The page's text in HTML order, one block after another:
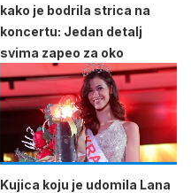
kako je bodrila strica na
koncertu: Jedan detalj
svima zapeo za oko
Kujica koju je udomila Lana